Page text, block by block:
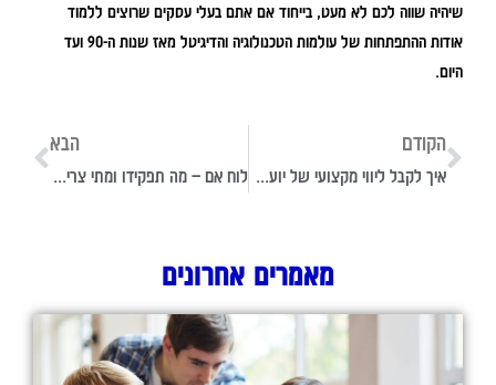
שיהיה שווה לכם לא מעט, בייחוד אם אתם בעלי עסקים שרוצים ללמוד
אודות ההתפתחות של עולמות הטכנולוגיה והדיגיטל מאז שנות ה-90 ועד
היום.
הקודם
איך לקבל ליווי מקצועי של יועץ עסקי שיעזור לעסק שלכם לצמוח?
הבא
לוח אם – מה תפקידו ומתי צריך לקנות חדש?
מאמרים אחרונים